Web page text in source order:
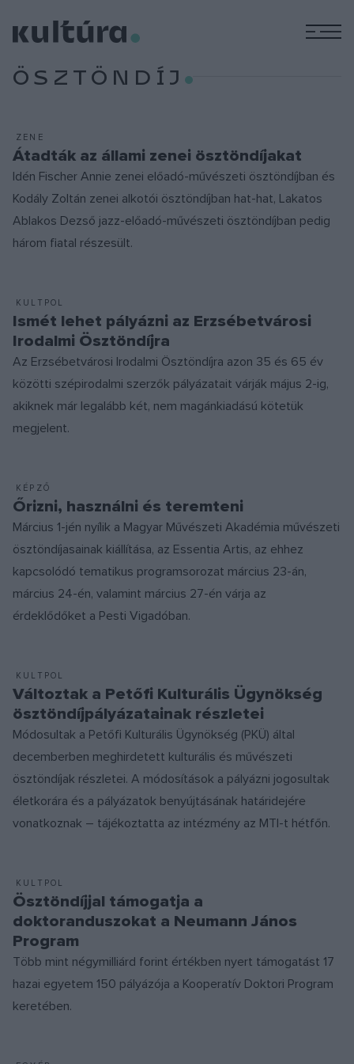
ÖSZTÖNDÍJ
ZENE
Átadták az állami zenei ösztöndíjakat
Idén Fischer Annie zenei előadó-művészeti ösztöndíjban és
Kodály Zoltán zenei alkotói ösztöndíjban hat-hat, Lakatos
Ablakos Dezső jazz-előadó-művészeti ösztöndíjban pedig
három fiatal részesült.
KULTPOL
Ismét lehet pályázni az Erzsébetvárosi
Irodalmi Ösztöndíjra
Az Erzsébetvárosi Irodalmi Ösztöndíjra azon 35 és 65 év
közötti szépirodalmi szerzők pályázatait várják május 2-ig,
akiknek már legalább két, nem magánkiadású kötetük
megjelent.
KÉPZŐ
Őrizni, használni és teremteni
Március 1-jén nyílik a Magyar Művészeti Akadémia művészeti
ösztöndíjasainak kiállítása, az Essentia Artis, az ehhez
kapcsolódó tematikus programsorozat március 23-án,
március 24-én, valamint március 27-én várja az
érdeklődőket a Pesti Vigadóban.
KULTPOL
Változtak a Petőfi Kulturális Ügynökség
ösztöndíjpályázatainak részletei
Módosultak a Petőfi Kulturális Ügynökség (PKÜ) által
decemberben meghirdetett kulturális és művészeti
ösztöndíjak részletei. A módosítások a pályázni jogosultak
életkorára és a pályázatok benyújtásának határidejére
vonatkoznak – tájékoztatta az intézmény az MTI-t hétfőn.
KULTPOL
Ösztöndíjjal támogatja a
doktoranduszokat a Neumann János
Program
Több mint négymilliárd forint értékben nyert támogatást 17
hazai egyetem 150 pályázója a Kooperatív Doktori Program
keretében.